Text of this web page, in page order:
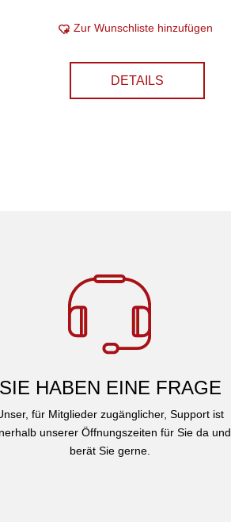
Zur Wunschliste hinzufügen
DETAILS
SIE HABEN EINE FRAGE
für Mitglieder zugänglicher, Support ist
unserer Öffnungszeiten für Sie da und
berät Sie gerne.